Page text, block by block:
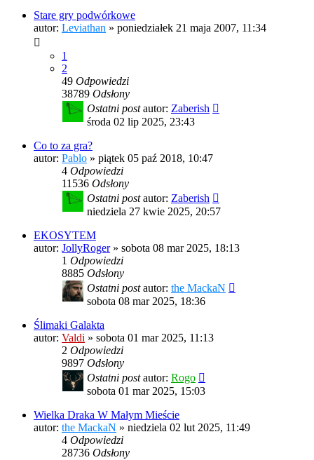
Stare gry podwórkowe
autor: Leviathan » poniedziałek 21 maja 2007, 11:34
1
2
49 Odpowiedzi
38789 Odsłony
Ostatni postautor: Zaberish
środa 02 lip 2025, 23:43
Co to za gra?
autor: Pablo » piątek 05 paź 2018, 10:47
4 Odpowiedzi
11536 Odsłony
Ostatni postautor: Zaberish
niedziela 27 kwie 2025, 20:57
EKOSYTEM
autor: JollyRoger» sobota 08 mar 2025, 18:13
1 Odpowiedzi
8885 Odsłony
Ostatni postautor: the MackaN
sobota 08 mar 2025, 18:36
Ślimaki Galakta
autor: Valdi » sobota 01 mar 2025, 11:13
2 Odpowiedzi
9897 Odsłony
Ostatni postautor: Rogo
sobota 01 mar 2025, 15:03
Wielka Draka W Małym Mieście
autor: the MackaN » niedziela 02 lut 2025, 11:49
4 Odpowiedzi
28736 Odsłony